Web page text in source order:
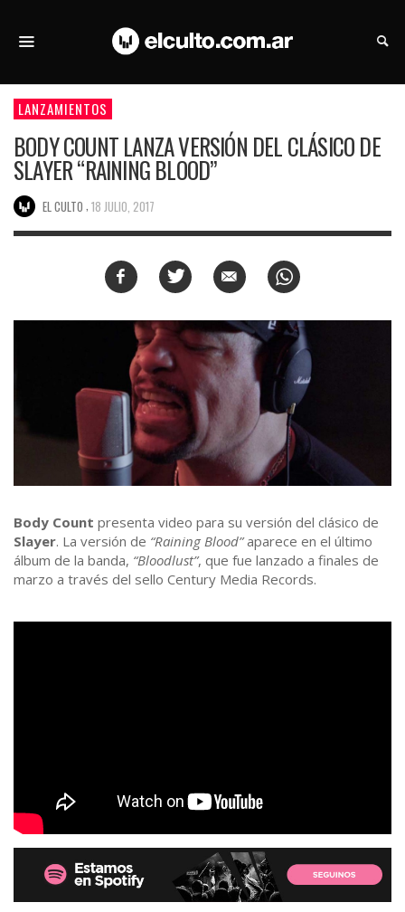
LANZAMIENTOS
BODY COUNT LANZA VERSIÓN DEL CLÁSICO DE
SLAYER “RAINING BLOOD”
EL CULTO 18 JULIO, 2017
Body Count presenta video para su versión del clásico de
Slayer. La versión de “Raining Blood”aparece en el último
álbum de la banda, “Bloodlust”, que fue lanzado a finales de
marzo a través del sello Century Media Records.